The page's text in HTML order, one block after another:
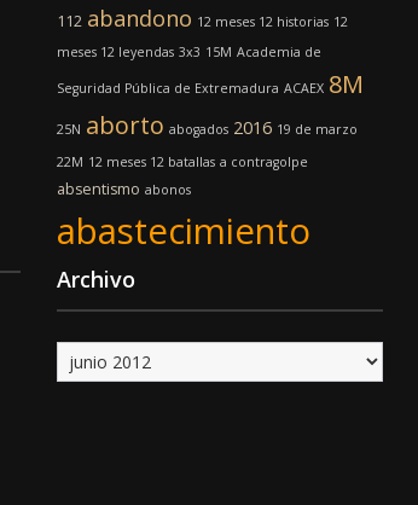
112 abandono 12 meses 12 historias 12
meses 12 leyendas 3x3 15M Academia de
Seguridad Pública de Extremadura ACAEX 8M
25N aborto abogados 2016 19 de marzo
22M 12 meses 12 batallas a contragolpe
absentismo abonos
abastecimiento
Archivo
Archivo